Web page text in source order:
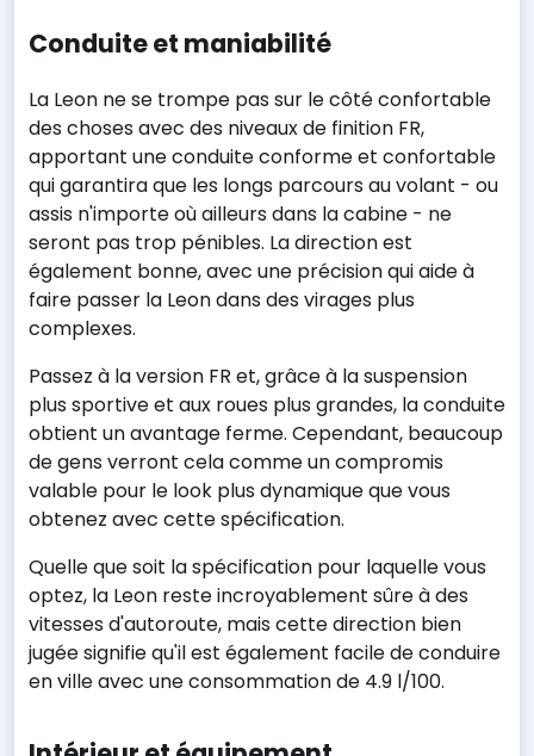
Conduite et maniabilité
La Leon ne se trompe pas sur le côté confortable
des choses avec des niveaux de finition FR,
apportant une conduite conforme et confortable
qui garantira que les longs parcours au volant - ou
assis n'importe où ailleurs dans la cabine - ne
seront pas trop pénibles. La direction est
également bonne, avec une précision qui aide à
faire passer la Leon dans des virages plus
complexes.
Passez à la version FR et, grâce à la suspension
plus sportive et aux roues plus grandes, la conduite
obtient un avantage ferme. Cependant, beaucoup
de gens verront cela comme un compromis
valable pour le look plus dynamique que vous
obtenez avec cette spécification.
Quelle que soit la spécification pour laquelle vous
optez, la Leon reste incroyablement sûre à des
vitesses d'autoroute, mais cette direction bien
jugée signifie qu'il est également facile de conduire
en ville avec une consommation de 4.9 l/100.